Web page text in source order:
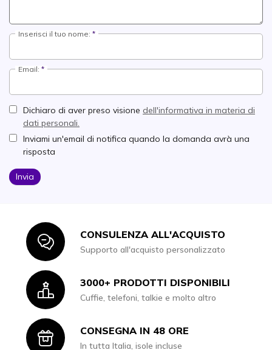
Inserisci il tuo nome:
Email:
Dichiaro di aver preso visione dell'informativa in materia di
dati personali.
Inviami un'email di notifica quando la domanda avrà una
risposta
Invia
IconCONSULENZA ALL'ACQUISTO
Supporto all'acquisto personalizzato
Icon3000+ PRODOTTI DISPONIBILI
Cuffie, telefoni, talkie e molto altro
IconCONSEGNA IN 48 ORE
In tutta Italia, isole incluse